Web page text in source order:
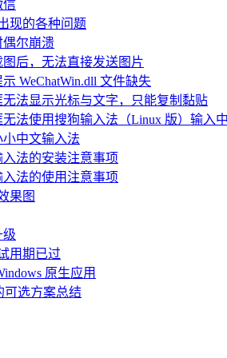
信
现的各种问题
偶尔崩溃
后，无法直接发送图片
WeChatWin.dll 文件缺失
法显示光标与文字，只能复制黏贴
法使用搜狗输入法（Linux 版）输入
小中文输入法
法的安装注意事项
法的使用注意事项
果图
级
用期已过
原生应用
可选方案总结